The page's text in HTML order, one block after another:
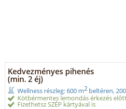
Kedvezményes pihenés
(min. 2 éj)
Wellness részleg: 600 m2 beltéren,
Kötbérmentes lemondás érkezés
Fizethetsz SZÉP kártyával is